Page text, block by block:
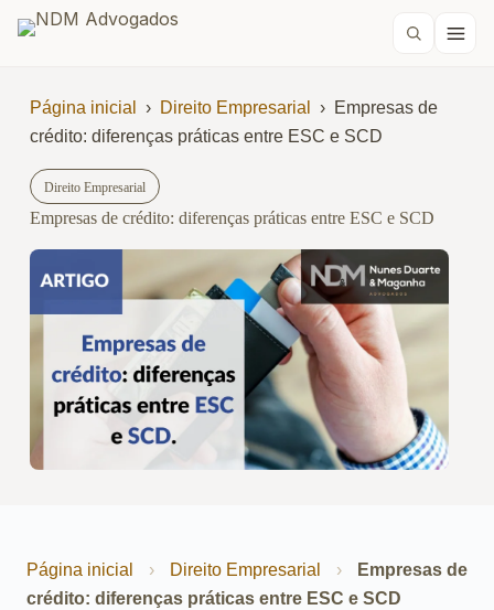
Página inicial › Direito Empresarial › Empresas de
crédito: diferenças práticas entre ESC e SCD
Direito Empresarial
Empresas de crédito: diferenças práticas entre ESC e SCD
Página inicial › Direito Empresarial ›
Empresas de
crédito: diferenças práticas entre ESC e SCD